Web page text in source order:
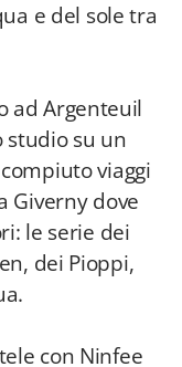
e del sole tra
ad Argenteuil
studio su un
viaggi
Giverny dove
le serie dei
dei Pioppi,
con Ninfee